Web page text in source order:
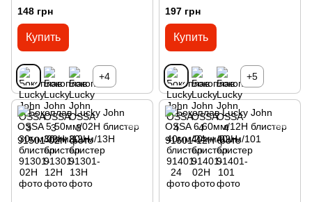
148 грн
Купить
+4
197 грн
Купить
+5